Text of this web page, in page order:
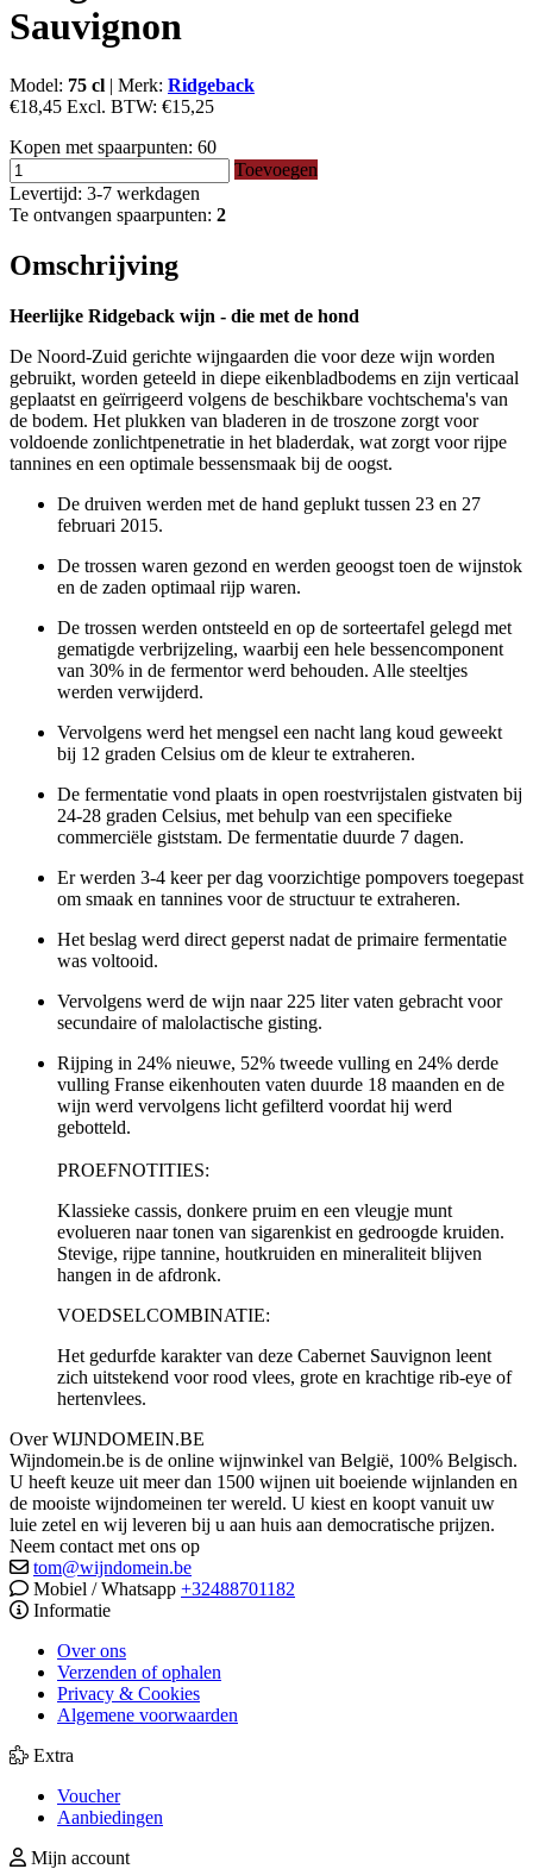
Sauvignon
Model: 75 cl | Merk: Ridgeback
€18,45 Excl. BTW: €15,25
Kopen met spaarpunten: 60
Toevoegen
Levertijd: 3-7 werkdagen
Te ontvangen spaarpunten: 2
Omschrijving
Heerlijke Ridgeback wijn - die met de hond
De Noord-Zuid gerichte wijngaarden die voor deze wijn worden
gebruikt, worden geteeld in diepe eikenbladbodems en zijn verticaal
geplaatst en geïrrigeerd volgens de beschikbare vochtschema's van
de bodem. Het plukken van bladeren in de troszone zorgt voor
voldoende zonlichtpenetratie in het bladerdak, wat zorgt voor rijpe
tannines en een optimale bessensmaak bij de oogst.
De druiven werden met de hand geplukt tussen 23 en 27
februari 2015.
De trossen waren gezond en werden geoogst toen de wijnstok
en de zaden optimaal rijp waren.
De trossen werden ontsteeld en op de sorteertafel gelegd met
gematigde verbrijzeling, waarbij een hele bessencomponent
van 30% in de fermentor werd behouden. Alle steeltjes
werden verwijderd.
Vervolgens werd het mengsel een nacht lang koud geweekt
bij 12 graden Celsius om de kleur te extraheren.
De fermentatie vond plaats in open roestvrijstalen gistvaten bij
24-28 graden Celsius, met behulp van een specifieke
commerciële giststam. De fermentatie duurde 7 dagen.
Er werden 3-4 keer per dag voorzichtige pompovers toegepast
om smaak en tannines voor de structuur te extraheren.
Het beslag werd direct geperst nadat de primaire fermentatie
was voltooid.
Vervolgens werd de wijn naar 225 liter vaten gebracht voor
secundaire of malolactische gisting.
Rijping in 24% nieuwe, 52% tweede vulling en 24% derde
vulling Franse eikenhouten vaten duurde 18 maanden en de
wijn werd vervolgens licht gefilterd voordat hij werd
gebotteld.
PROEFNOTITIES:
Klassieke cassis, donkere pruim en een vleugje munt
evolueren naar tonen van sigarenkist en gedroogde kruiden.
Stevige, rijpe tannine, houtkruiden en mineraliteit blijven
hangen in de afdronk.
VOEDSELCOMBINATIE:
Het gedurfde karakter van deze Cabernet Sauvignon leent
zich uitstekend voor rood vlees, grote en krachtige rib-eye of
hertenvlees.
Over WIJNDOMEIN.BE
Wijndomein.be is de online wijnwinkel van België, 100% Belgisch.
U heeft keuze uit meer dan 1500 wijnen uit boeiende wijnlanden en
de mooiste wijndomeinen ter wereld. U kiest en koopt vanuit uw
luie zetel en wij leveren bij u aan huis aan democratische prijzen.
Neem contact met ons op
tom@wijndomein.be
Mobiel / Whatsapp +32488701182
Informatie
Over ons
Verzenden of ophalen
Privacy & Cookies
Algemene voorwaarden
Extra
Voucher
Aanbiedingen
Mijn account